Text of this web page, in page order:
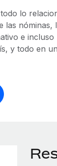
lo
las nóminas,
e
y todo en